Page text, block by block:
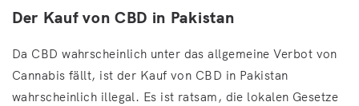
Der Kauf von CBD in Pakistan
Da CBD wahrscheinlich unter das allgemeine Verbot von
Cannabis fällt, ist der Kauf von CBD in Pakistan
wahrscheinlich illegal. Es ist ratsam, die lokalen Gesetze